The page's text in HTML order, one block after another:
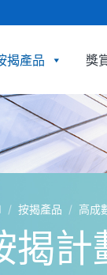
揭產品 獎
利嘉閣按揭代理有
/ 按揭產品 / 高成
計